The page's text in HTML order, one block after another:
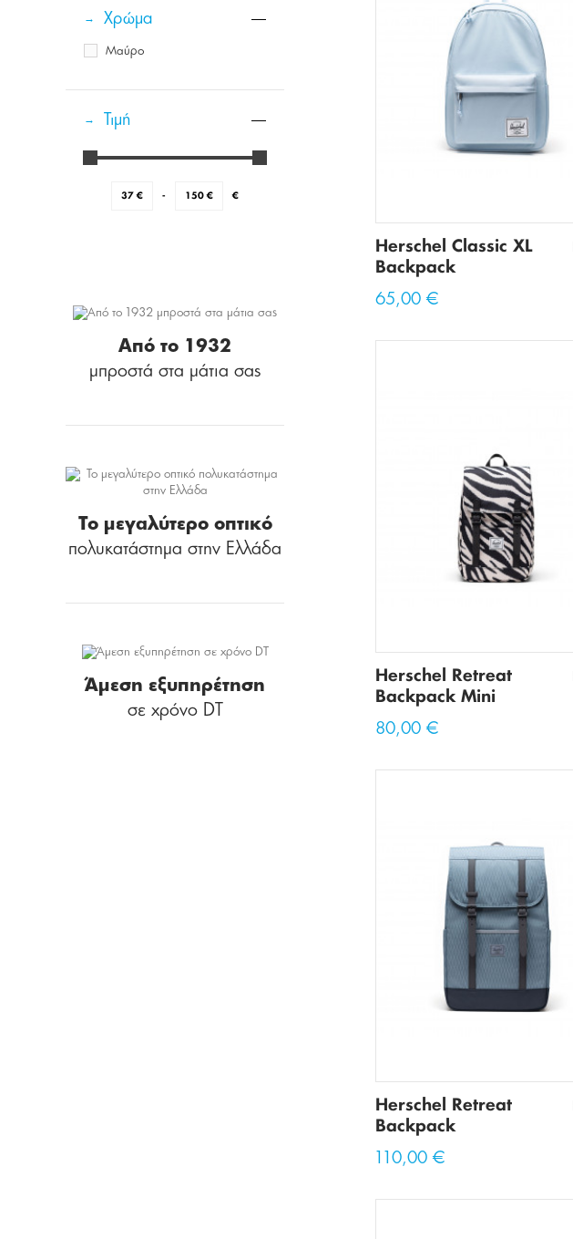
Πανάκια
Τσάντες Μέσης
Τσάντες Χιαστί
Χρώμα
Μαύρο
Τιμή
37 € - 150 € €
Από το 1932
μπροστά στα μάτια σας
Το μεγαλύτερο οπτικό
πολυκατάστημα στην Ελλάδα
Άμεση εξυπηρέτηση
σε χρόνο DT
Herschel Classic XL
Backpack
65,00 €
Herschel Retreat
Backpack Mini
80,00 €
Herschel Retreat
Backpack
110,00 €